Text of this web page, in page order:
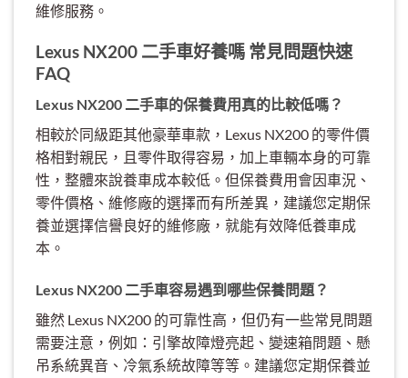
維修服務。
Lexus NX200 二手車好養嗎 常見問題快速
FAQ
Lexus NX200 二手車的保養費用真的比較低嗎？
相較於同級距其他豪華車款，Lexus NX200 的零件價
格相對親民，且零件取得容易，加上車輛本身的可靠
性，整體來說養車成本較低。但保養費用會因車況、
零件價格、維修廠的選擇而有所差異，建議您定期保
養並選擇信譽良好的維修廠，就能有效降低養車成
本。
Lexus NX200 二手車容易遇到哪些保養問題？
雖然 Lexus NX200 的可靠性高，但仍有一些常見問題
需要注意，例如：引擎故障燈亮起、變速箱問題、懸
吊系統異音、冷氣系統故障等等。建議您定期保養並